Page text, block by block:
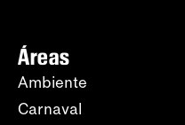
Áreas
Ambiente
Carnaval